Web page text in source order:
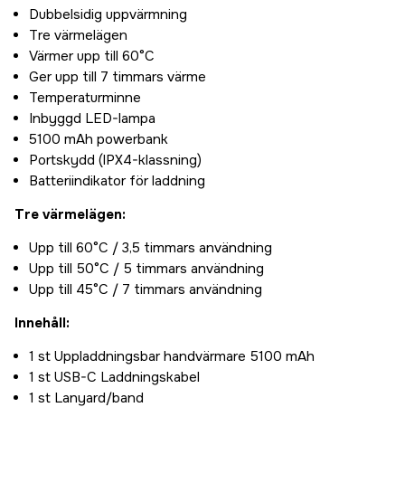
Dubbel­sidig uppvärmning
Tre värmelägen
Värmer upp till 60°C
Ger upp till 7 timmars värme
Temperaturminne
Inbyggd LED-lampa
5100 mAh powerbank
Portskydd (IPX4-klassning)
Batteriindikator för laddning
Tre värmelägen:
Upp till 60°C / 3,5 timmars användning
Upp till 50°C / 5 timmars användning
Upp till 45°C / 7 timmars användning
Innehåll:
1 st Uppladdningsbar handvärmare 5100 mAh
1 st USB-C Laddningskabel
1 st Lanyard/band